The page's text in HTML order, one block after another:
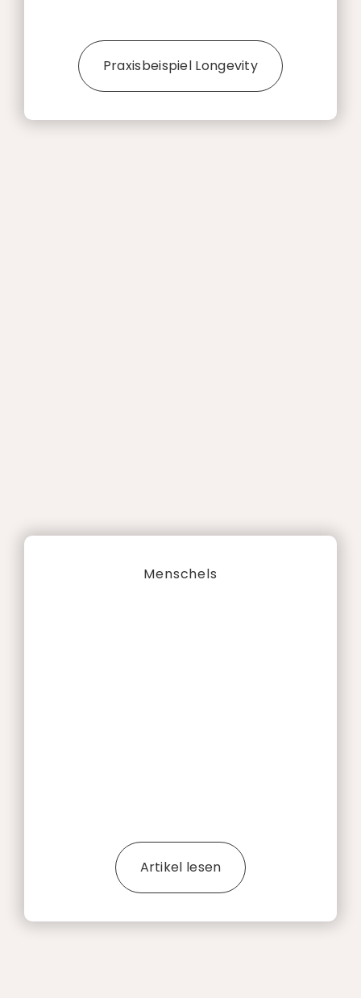
Praxisbeispiel Longevity
Menschels
Artikel lesen